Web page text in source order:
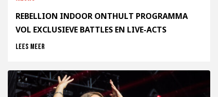
REBELLION INDOOR ONTHULT PROGRAMMA
VOL EXCLUSIEVE BATTLES EN LIVE-ACTS
Lees meer